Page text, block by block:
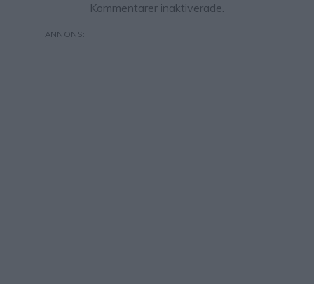
Kommentarer inaktiverade.